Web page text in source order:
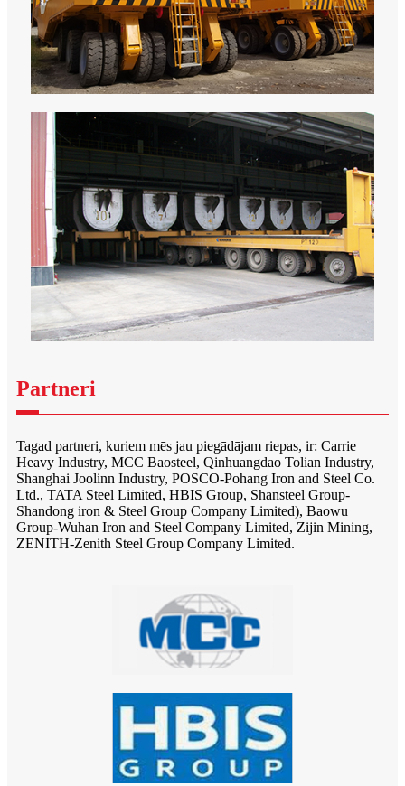
Partneri
Tagad partneri, kuriem mēs jau piegādājam riepas, ir: Carrie
Heavy Industry, MCC Baosteel, Qinhuangdao Tolian Industry,
Shanghai Joolinn Industry, POSCO-Pohang Iron and Steel Co.
Ltd., TATA Steel Limited, HBIS Group, Shansteel Group-
Shandong iron & Steel Group Company Limited), Baowu
Group-Wuhan Iron and Steel Company Limited, Zijin Mining,
ZENITH-Zenith Steel Group Company Limited.